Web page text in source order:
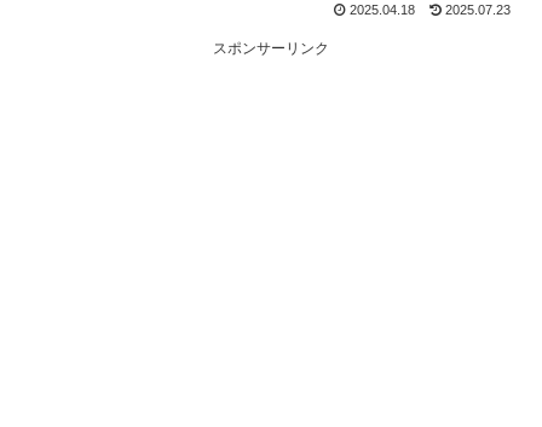
2025.04.18 2025.07.23
スポンサーリンク